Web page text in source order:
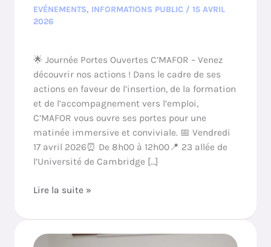
EVÉNEMENTS, INFORMATIONS PUBLIC / 15 AVRIL
2026
🌟 Journée Portes Ouvertes C’MAFOR – Venez
découvrir nos actions ! Dans le cadre de ses
actions en faveur de l’insertion, de la formation
et de l’accompagnement vers l’emploi,
C’MAFOR vous ouvre ses portes pour une
matinée immersive et conviviale. 📅 Vendredi
17 avril 2026⏰ De 8h00 à 12h00📍 23 allée de
l’Université de Cambridge […]
Lire la suite »
Cérémonie